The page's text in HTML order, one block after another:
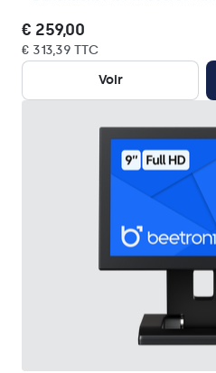
€ 259,00
€ 313,39 TTC
Voir